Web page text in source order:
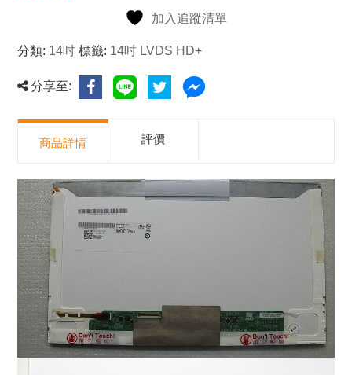
加入追蹤清單
分類: 14吋 標籤: 14吋 LVDS HD+
分享至:
商品詳情 評價